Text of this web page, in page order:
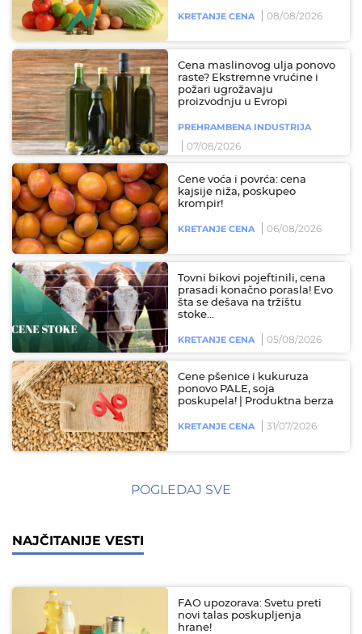
KRETANJE CENA 08/08/2026
Cena maslinovog ulja ponovo
raste? Ekstremne vrućine i
požari ugrožavaju
proizvodnju u Evropi
PREHRAMBENA INDUSTRIJA
07/08/2026
Cene voća i povrća: cena
kajsije niža, poskupeo
krompir!
KRETANJE CENA 06/08/2026
Tovni bikovi pojeftinili, cena
prasadi konačno porasla! Evo
šta se dešava na tržištu
stoke...
KRETANJE CENA 05/08/2026
Cene pšenice i kukuruza
ponovo PALE, soja
poskupela! | Produktna berza
KRETANJE CENA 31/07/2026
POGLEDAJ SVE
NAJČITANIJE VESTI
FAO upozorava: Svetu preti
novi talas poskupljenja
hrane!